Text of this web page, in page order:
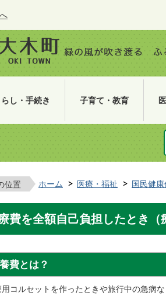
らし・手続き 子育て・教育
位置 ホーム 医療・福祉 国民健
費を全額自己負担したとき（
費とは？
コルセットを作ったときや旅行中の急病